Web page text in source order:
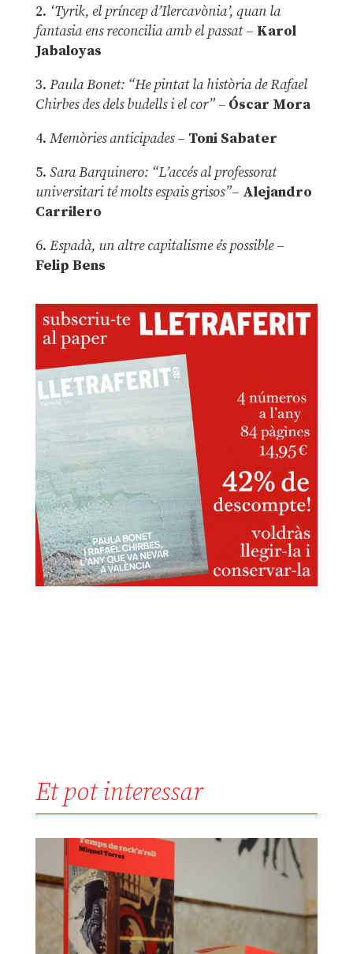
2. ‘Tyrik, el príncep d’Ilercavònia’, quan la
fantasia ens reconcilia amb el passat– Karol
Jabaloyas
3. Paula Bonet: “He pintat la història de Rafael
Chirbes des dels budells i el cor” –Óscar Mora
4. Memòries anticipades– Toni Sabater
5. Sara Barquinero: “L’accés al professorat
universitari té molts espais grisos”– Alejandro
Carrilero
6. Espadà, un altre capitalisme és possible –
Felip Bens
Et pot interessar